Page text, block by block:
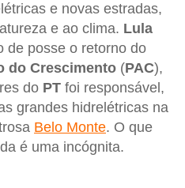
e novas estradas,
e ao clima. Lula
de posse o retorno do
do Crescimento (PAC),
do PT foi responsável,
grandes hidrelétricas na
Belo Monte. O que
é uma incógnita.